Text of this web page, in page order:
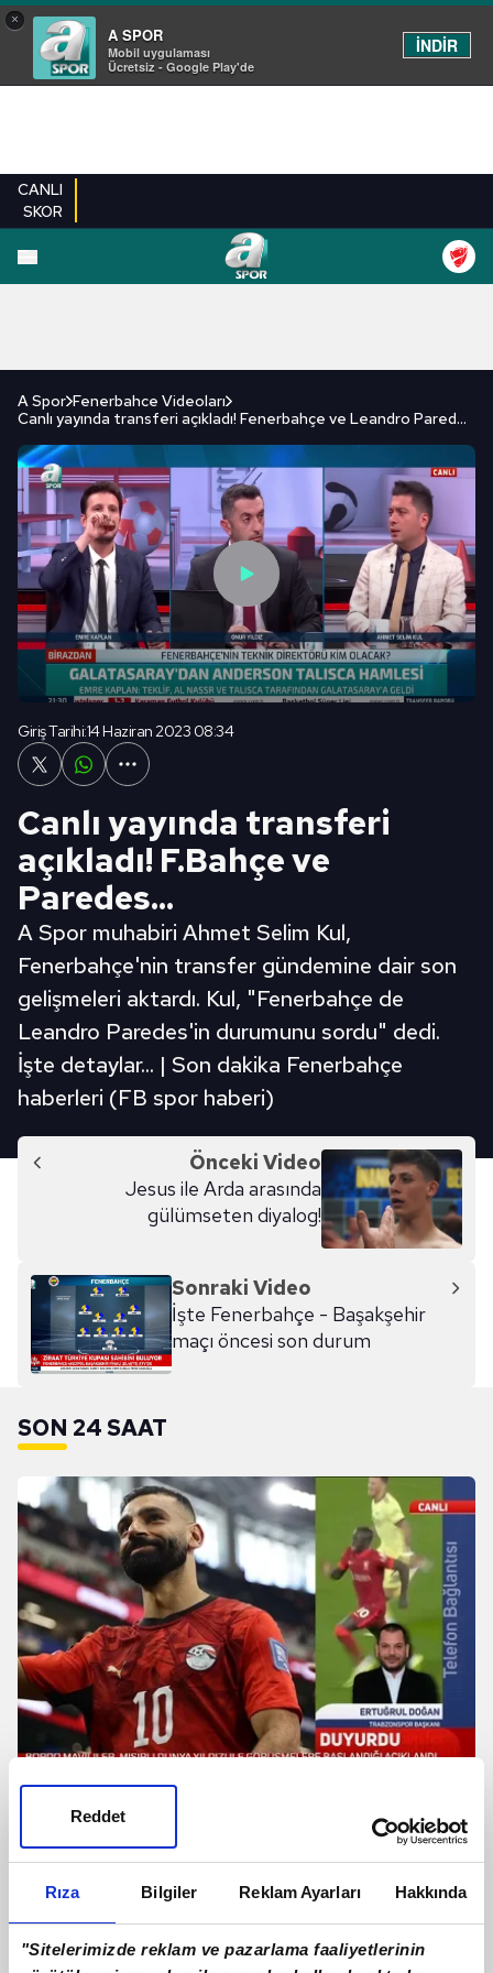
Rıza Bilgiler Reklam Ayarları Hakkında
"Sitelerimizde reklam ve pazarlama faaliyetlerinin
Reddet
×
A SPOR
Mobil uygulaması
Ücretsiz - Google Play'de
İNDİR
CANLI
SKOR
FUTBOL
A Spor Fenerbahce Videoları
Canlı yayında transferi açıkladı! Fenerbahçe ve Leandro Paredes...
Giriş Tarihi:14 Haziran 2023 08:34
Canlı yayında transferi
açıkladı! F.Bahçe ve
Paredes...
A Spor muhabiri Ahmet Selim Kul,
Fenerbahçe'nin transfer gündemine dair son
gelişmeleri aktardı. Kul, "Fenerbahçe de
Leandro Paredes'in durumunu sordu" dedi.
İşte detaylar... | Son dakika Fenerbahçe
haberleri (FB spor haberi)
Önceki Video
Jesus ile Arda arasında
gülümseten diyalog!
Sonraki Video
İşte Fenerbahçe - Başakşehir
maçı öncesi son durum
SON 24 SAAT
Ertuğrul Doğan'dan Mohamed Salah
transferi sonrası ilk açıklamalar!